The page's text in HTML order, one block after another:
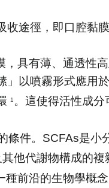
收途徑，即口腔黏
，具有薄、通透性
以噴霧形式應用
1 。這使得活性成
條件。SCFAs是小
他代謝物構成的
種前沿的生物學概念